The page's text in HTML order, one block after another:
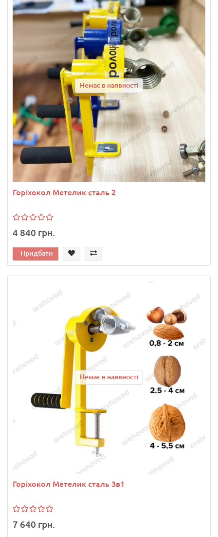
Немає в наявності
Горіхокол Метелик сталь 2
4 840 грн.
Придбати
Немає в наявності
Горіхокол Метелик сталь 3в1
7 640 грн.